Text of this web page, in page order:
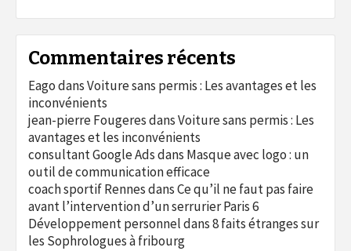
Commentaires récents
EagodansVoiture sans permis : Les avantages et les
inconvénients
jean-pierre FougeresdansVoiture sans permis : Les
avantages et les inconvénients
consultant Google Adsdans Masque avec logo : un
outil de communication efficace
coach sportif RennesdansCe qu’il ne faut pas faire
avant l’intervention d’un serrurier Paris 6
Développement personneldans8 faits étranges sur
les Sophrologues à fribourg